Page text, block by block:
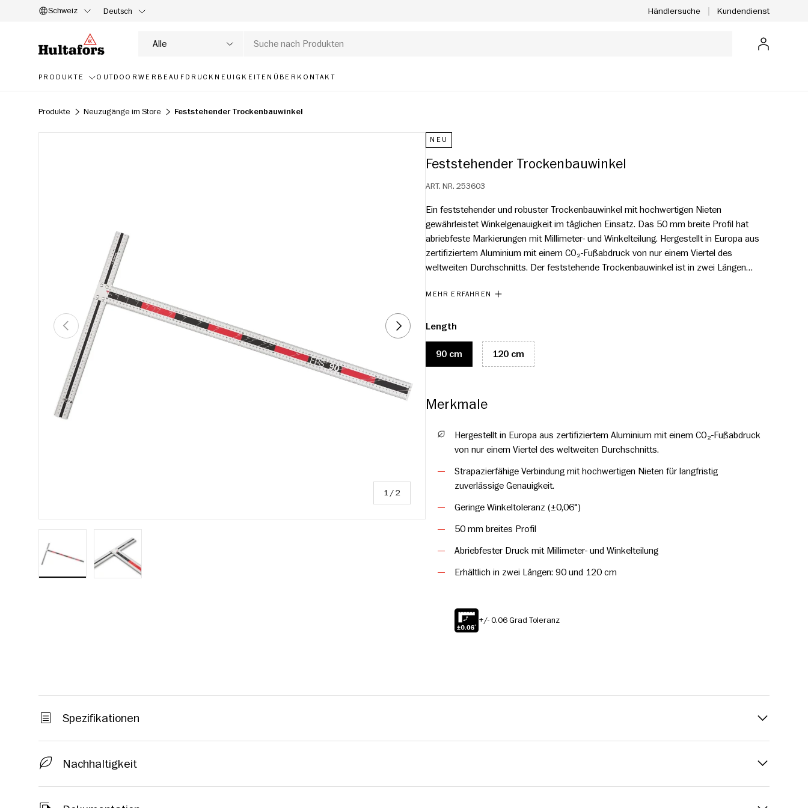
Schweiz Deutsch Händlersuche Kundendienst
Suche
Produkttyp
Alle Anmelden
PRODUKTE OUTDOORWERBEAUFDRUCK NEUIGKEITEN ÜBER KONTAKT
Produkte Neuzugänge im Store Feststehender Trockenbauwinkel
VORHERIGE
1 /von
2
NÄCHSTE
NEU
Feststehender Trockenbauwinkel
ART. NR. 253603
Ein feststehender und robuster Trockenbauwinkel mit hochwertigen Nieten
gewährleistet Winkelgenauigkeit im täglichen Einsatz. Das 50 mm breite Profil hat
abriebfeste Markierungen mit Millimeter- und Winkelteilung. Hergestellt in Europa aus
zertifiziertem Aluminium mit einem CO₂-Fußabdruck von nur einem Viertel des
weltweiten Durchschnitts. Der feststehende Trockenbauwinkel ist in zwei Längen
MEHR ERFAHREN
Length
90 cm 120 cm
Merkmale
Hergestellt in Europa aus zertifiziertem Aluminium mit einem CO₂-Fußabdruck
von nur einem Viertel des weltweiten Durchschnitts.
Strapazierfähige Verbindung mit hochwertigen Nieten für langfristig
zuverlässige Genauigkeit.
Geringe Winkeltoleranz (±0,06°)
50 mm breites Profil
Abriebfester Druck mit Millimeter- und Winkelteilung
Erhältlich in zwei Längen: 90 und 120 cm
+/- 0.06 Grad Toleranz
Spezifikationen
Nachhaltigkeit